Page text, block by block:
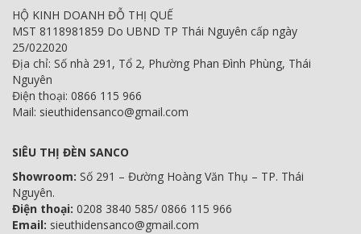
HỘ KINH DOANH ĐỖ THỊ QUẾ
MST 8118981859 Do UBND TP Thái Nguyên cấp ngày
25/022020
Địa chỉ: Số nhà 291, Tổ 2, Phường Phan Đình Phùng, Thái
Nguyên
Điện thoại: 0866 115 966
Mail: sieuthidensanco@gmail.com
SIÊU THỊ ĐÈN SANCO
Showroom: Số 291 – Đường Hoàng Văn Thụ – TP. Thái
Nguyên.
Điện thoại: 0208 3840 585/ 0866 115 966
Email: sieuthidensanco@gmail.com